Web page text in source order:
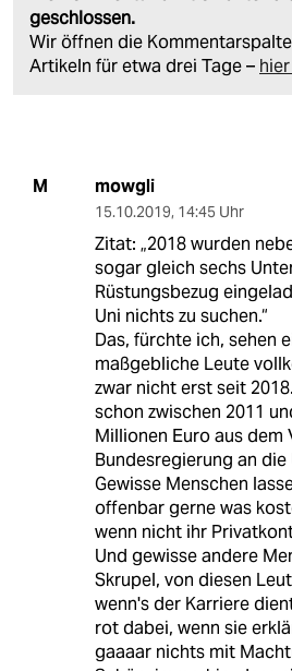
geschlossen.
Wir öffnen die
Artikeln für etwa drei Tage –
M mowgli
15.10.2019, 14:45 Uhr
Zitat: „2018 wurden
sogar gleich sechs
Rüstungsbezug
Uni nichts zu suchen.“
Das, fürchte ich, sehen
maßgebliche Leute
zwar nicht erst seit
schon zwischen 2011
Millionen Euro aus
Bundesregierung an die
Gewisse Menschen
offenbar gerne was
wenn nicht ihr
Und gewisse andere
Skrupel, von diesen
wenn's der Karriere
rot dabei, wenn sie
gaaaar nichts mit